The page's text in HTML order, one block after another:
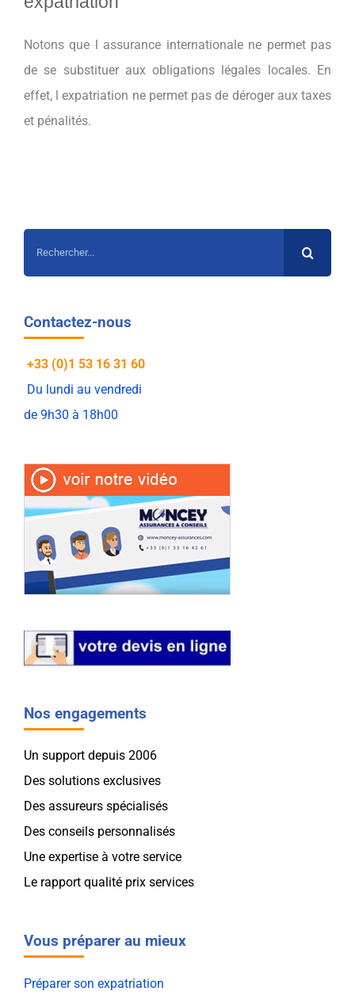
Notons que l assurance internationale ne permet pas
de se substituer aux obligations légales locales. En
effet, l expatriation ne permet pas de déroger aux taxes
et pénalités.
Contactez-nous
+33 (0)1 53 16 31 60
Du lundi au vendredi
de 9h30 à 18h00
Nos engagements
Un support depuis 2006
Des solutions exclusives
Des assureurs spécialisés
Des conseils personnalisés
Une expertise à votre service
Le rapport qualité prix services
Vous préparer au mieux
Préparer son expatriation